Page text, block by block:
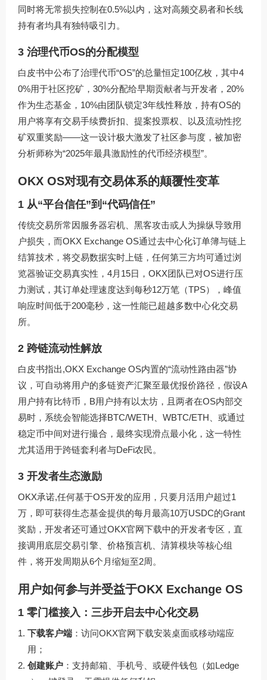
同时将无常损失控制在0.5%以内，这对高频交易者和长线
持有者均具有独特吸引力。
3 治理代币OS的分配模型
白皮书中公布了治理代币“OS”的总量恒定100亿枚，其中4
0%用于社区挖矿，30%分配给早期贡献者与开发者，20%
作为生态基金，10%由团队锁定3年线性释放，持有OS的
用户将享有交易手续费折扣、提案投票权、以及流动性挖
矿双重奖励——这一设计极大激发了社区参与度，被加密
分析师称为“2025年最具激励性的代币经济模型”。
OKX OS对现有交易体系的颠覆性变革
1 从“平台信任”到“代码信任”
传统交易所常因服务器宕机、黑客攻击或人为操纵导致用
户损失，而OKX Exchange OS通过去中心化订单簿与链上
结算技术，将交易数据实时上链，任何第三方均可通过浏
览器验证交易真实性，4月15日，OKX团队已对OS进行压
力测试，其订单处理速度达到每秒12万笔（TPS），峰值
响应时间低于200毫秒，这一性能已超越多数中心化交易
所。
2 跨链流动性解放
白皮书指出,OKX Exchange OS内置的“流动性路由器”协
议，可自动将用户的多链资产汇聚至最优报价路径，假设A
用户持有比特币，B用户持有以太坊，且两者在OS内部交
易时，系统会智能选择BTC/WETH、WBTC/ETH、或通过
稳定币中间对进行撮合，最终实现滑点最小化，这一特性
尤其适用于跨链套利者与DeFi农民。
3 开发者生态激励
OKX承诺,任何基于OS开发的应用，只要月活用户超过1
万，即可获得生态基金提供的每月最高10万USDC的Grant
奖励，开发者还可通过OKX官网下载中的开发者专区，直
接调用底层交易引擎、价格预言机、清算模块等核心组
件，将开发周期从6个月缩短至2周。
用户如何参与并受益于OKX Exchange OS
1 零门槛接入：三步开启去中心化交易
下载客户端 ：访问OKX官网下载安装桌面或移动端应
用；
创建账户 ：支持邮箱、手机号、或硬件钱包（如Ledge